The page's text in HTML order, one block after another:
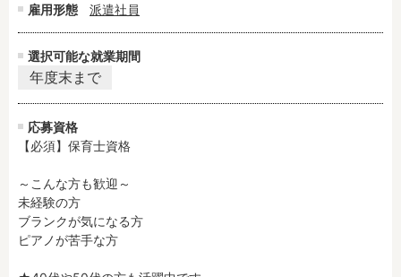
雇用形態 派遣社員
選択可能な就業期間
年度末まで
応募資格
【必須】保育士資格
～こんな方も歓迎～
未経験の方
ブランクが気になる方
ピアノが苦手な方